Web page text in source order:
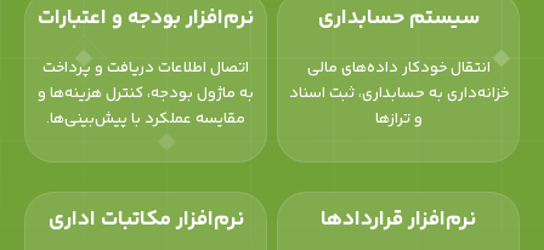
سیستم حسابداری
انتقال خودکار داده‌های مالی
خزانه‌داری به حسابداری، ثبت اسناد
و ترازها
نرم‌افزار بودجه و اعتبارات
اتصال اطلاعات دریافت و پرداخت
به ماژول بودجه، کنترل هزینه‌ها و
مقایسه عملکرد با پیش‌بینی‌ها.
نرم‌افزار قراردادها نرم‌افزار مکاتبات اداری